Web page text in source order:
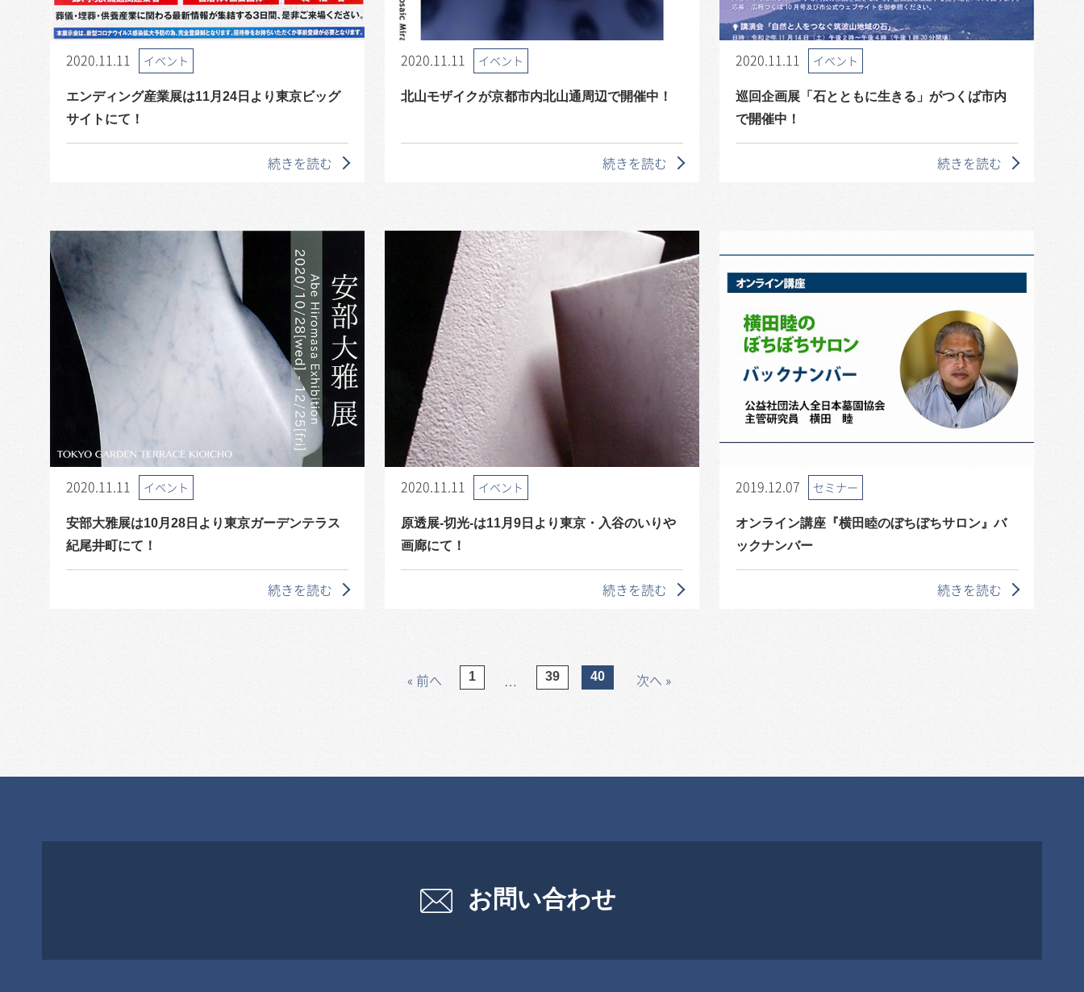
2020.11.11 イベント
エンディング産業展は11月24日より東京ビッグ
サイトにて！
続きを読む
2020.11.11 イベント
北山モザイクが京都市内北山通周辺で開催中！
続きを読む
2020.11.11 イベント
巡回企画展「石とともに生きる」がつくば市内
で開催中！
続きを読む
2020.11.11 イベント
安部大雅展は10月28日より東京ガーデンテラス
紀尾井町にて！
続きを読む
2020.11.11 イベント
原透展-切光-は11月9日より東京・入谷のいりや
画廊にて！
続きを読む
2019.12.07 セミナー
オンライン講座『横田睦のぼちぼちサロン』バ
ックナンバー
続きを読む
« 前へ 1 … 39 40 次へ »
お問い合わせ